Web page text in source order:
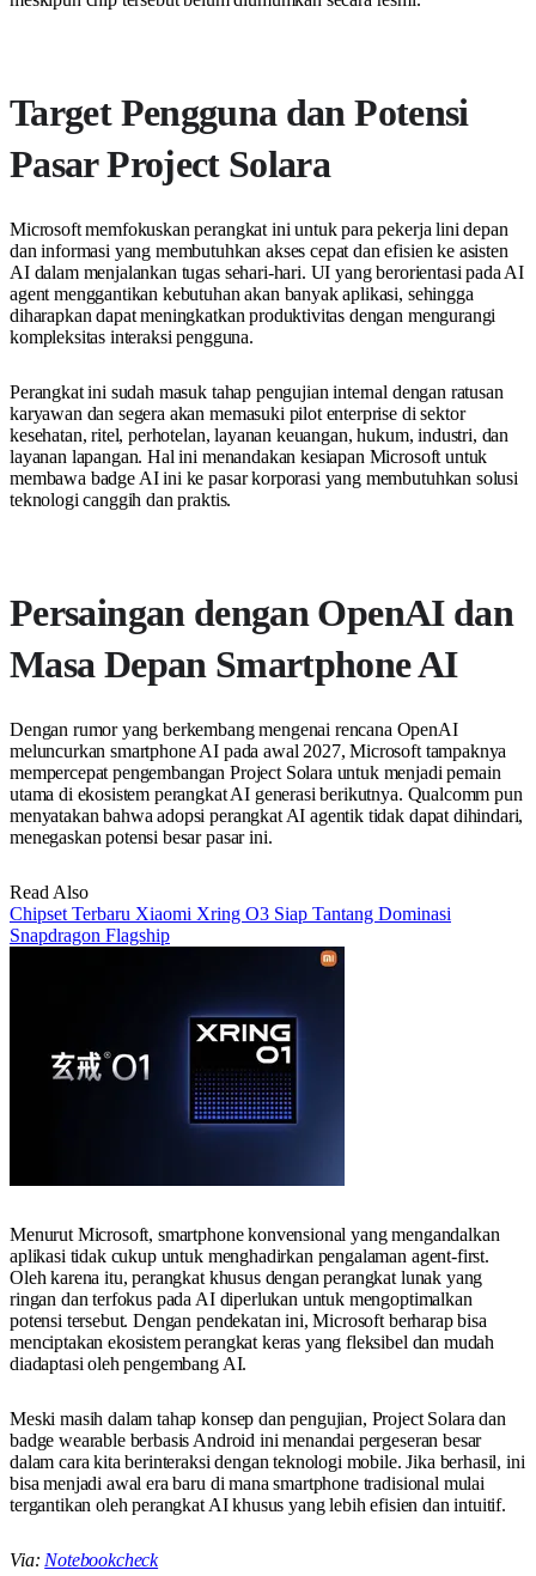
Target Pengguna dan Potensi
Pasar Project Solara
Microsoft memfokuskan perangkat ini untuk para pekerja lini depan
dan informasi yang membutuhkan akses cepat dan efisien ke asisten
AI dalam menjalankan tugas sehari-hari. UI yang berorientasi pada AI
agent menggantikan kebutuhan akan banyak aplikasi, sehingga
diharapkan dapat meningkatkan produktivitas dengan mengurangi
kompleksitas interaksi pengguna.
Perangkat ini sudah masuk tahap pengujian internal dengan ratusan
karyawan dan segera akan memasuki pilot enterprise di sektor
kesehatan, ritel, perhotelan, layanan keuangan, hukum, industri, dan
layanan lapangan. Hal ini menandakan kesiapan Microsoft untuk
membawa badge AI ini ke pasar korporasi yang membutuhkan solusi
teknologi canggih dan praktis.
Persaingan dengan OpenAI dan
Masa Depan Smartphone AI
Dengan rumor yang berkembang mengenai rencana OpenAI
meluncurkan smartphone AI pada awal 2027, Microsoft tampaknya
mempercepat pengembangan Project Solara untuk menjadi pemain
utama di ekosistem perangkat AI generasi berikutnya. Qualcomm pun
menyatakan bahwa adopsi perangkat AI agentik tidak dapat dihindari,
menegaskan potensi besar pasar ini.
Read Also
Chipset Terbaru Xiaomi Xring O3 Siap Tantang Dominasi
Snapdragon Flagship
Menurut Microsoft, smartphone konvensional yang mengandalkan
aplikasi tidak cukup untuk menghadirkan pengalaman agent-first.
Oleh karena itu, perangkat khusus dengan perangkat lunak yang
ringan dan terfokus pada AI diperlukan untuk mengoptimalkan
potensi tersebut. Dengan pendekatan ini, Microsoft berharap bisa
menciptakan ekosistem perangkat keras yang fleksibel dan mudah
diadaptasi oleh pengembang AI.
Meski masih dalam tahap konsep dan pengujian, Project Solara dan
badge wearable berbasis Android ini menandai pergeseran besar
dalam cara kita berinteraksi dengan teknologi mobile. Jika berhasil, ini
bisa menjadi awal era baru di mana smartphone tradisional mulai
tergantikan oleh perangkat AI khusus yang lebih efisien dan intuitif.
Via: Notebookcheck